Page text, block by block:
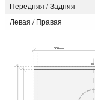
Передняя / Задняя
Левая / Правая
600мм
Top